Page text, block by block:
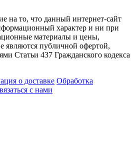
на то, что данный интернет-сайт
характер и ни при
материалы и цены,
являются публичной офертой,
Статьи 437 Гражданского кодекса
о доставке Обработка
с нами